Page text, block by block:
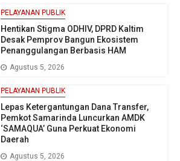
PELAYANAN PUBLIK
Hentikan Stigma ODHIV, DPRD Kaltim
Desak Pemprov Bangun Ekosistem
Penanggulangan Berbasis HAM
Agustus 5, 2026
PELAYANAN PUBLIK
Lepas Ketergantungan Dana Transfer,
Pemkot Samarinda Luncurkan AMDK
‘SAMAQUA’ Guna Perkuat Ekonomi
Daerah
Agustus 5, 2026